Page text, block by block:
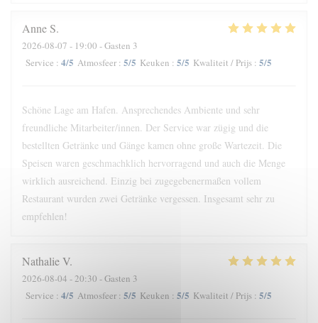
Anne S
2026-08-07 - 19:00 - Gasten 3
Service : 4/5 Atmosfeer : 5/5 Keuken : 5/5 Kwaliteit / Prijs : 5/5
Schöne Lage am Hafen. Ansprechendes Ambiente und sehr
freundliche Mitarbeiter/innen. Der Service war zügig und die
bestellten Getränke und Gänge kamen ohne große Wartezeit. Die
Speisen waren geschmachklich hervorragend und auch die Menge
wirklich ausreichend. Einzig bei zugegebenermaßen vollem
Restaurant wurden zwei Getränke vergessen. Insgesamt sehr zu
empfehlen!
NathalieV
2026-08-04 - 20:30 - Gasten 3
Service : 4/5 Atmosfeer : 5/5 Keuken : 5/5 Kwaliteit / Prijs : 5/5